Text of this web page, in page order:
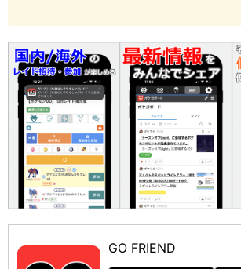
GO FRIEND